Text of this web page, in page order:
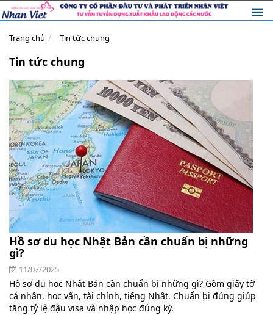
Trang chủ Tin tức chung
Tin tức chung
Hồ sơ du học Nhật Bản cần chuẩn bị những
gì?
11/07/2025
Hồ sơ du học Nhật Bản cần chuẩn bị những gì? Gồm giấy tờ
cá nhân, học vấn, tài chính, tiếng Nhật. Chuẩn bị đúng giúp
tăng tỷ lệ đậu visa và nhập học đúng kỳ.